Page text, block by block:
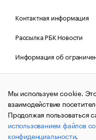
Контактная информация
Рассылка РБК Новости
Информация об
Правовая информация
© АО
и материалы
(зарегистрировано
связи, информационных
коммуникаций
№ФС77-63848)
Мы используем cookie.
взаимодействие
Продолжая пользоваться
использованием файлов
конфиденциальности.